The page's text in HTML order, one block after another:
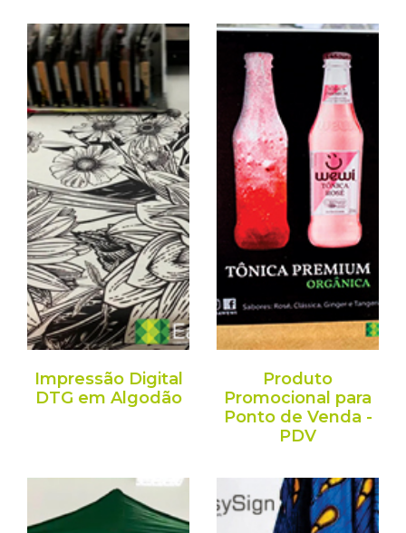
Impressão Digital
DTG em Algodão
Produto
Promocional para
Ponto de Venda -
PDV